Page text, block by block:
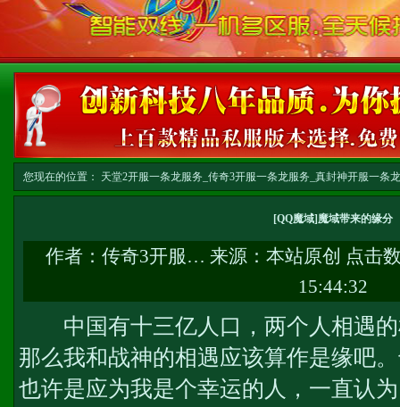
您现在的位置： 天堂2开服一条龙服务_传奇3开服一条龙服务_真封神开服一条
[QQ魔域]魔域带来的缘分
作者： 传奇3开服… 来源：本站原创 点击
15:44:32
中国有十三亿人口，两个人相遇的
那么我和战神的相遇应该算作是缘吧
也许是应为我是个幸运的人，一直认